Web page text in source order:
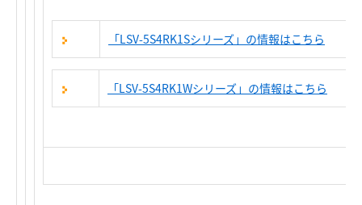
「LSV-5S4RK1Sシリーズ」の情報はこちら
「LSV-5S4RK1Wシリーズ」の情報はこちら